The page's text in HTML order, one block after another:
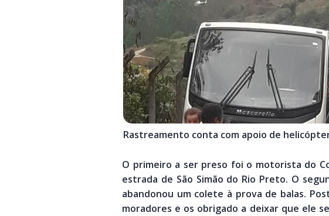
Rastreamento conta com apoio de
O primeiro a ser preso foi o motorista do
estrada de São Simão do Rio Preto. O
abandonou um colete à prova de balas.
moradores e os obrigado a deixar que ele